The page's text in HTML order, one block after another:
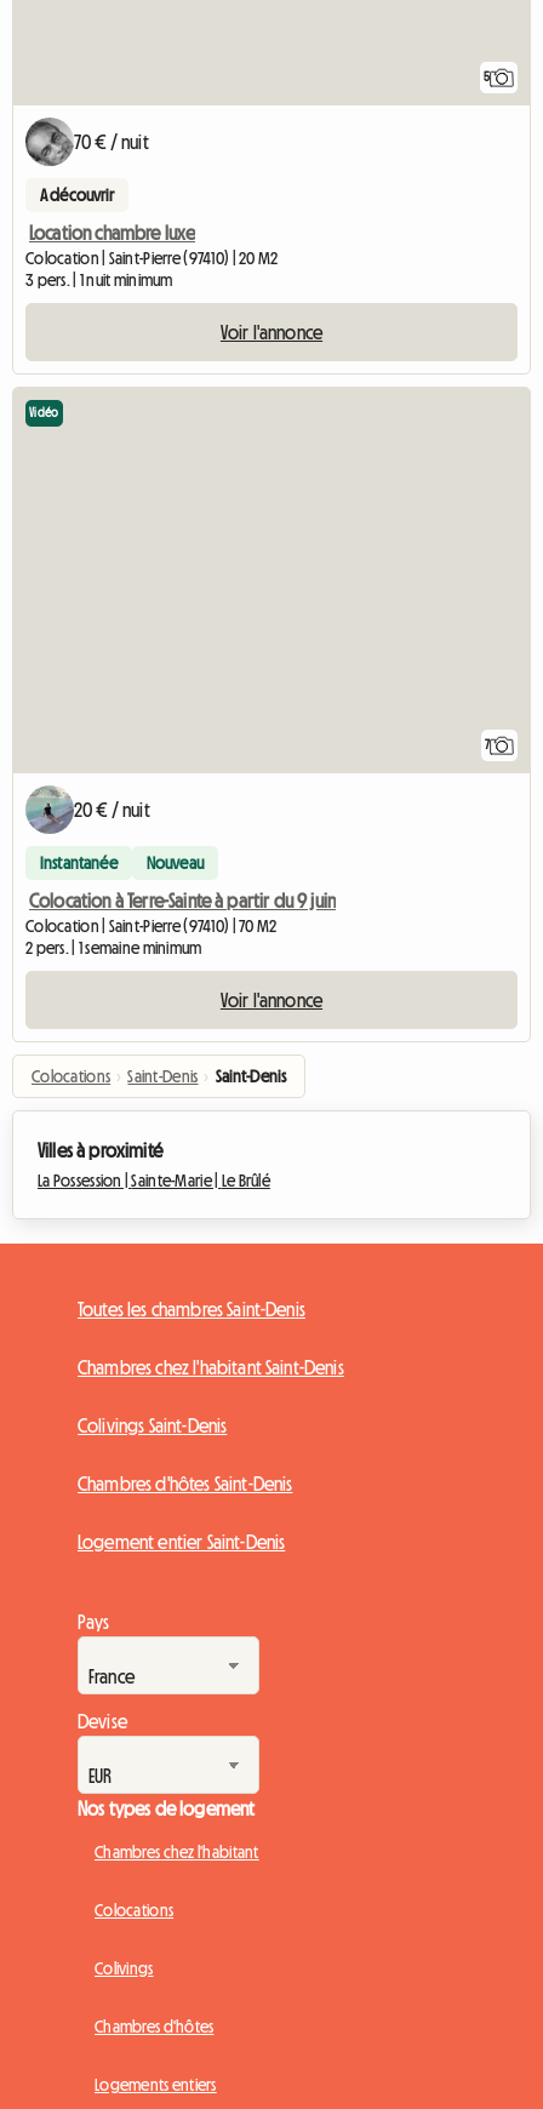
5
70 € / nuit
A découvrir
Location chambre luxe
Colocation | Saint-Pierre (97410) | 20 M2
3 pers. | 1 nuit minimum
Voir l'annonce
7
Vidéo
20 € / nuit
Instantanée Nouveau
Colocation à Terre-Sainte à partir du 9 juin
Colocation | Saint-Pierre (97410) | 70 M2
2 pers. | 1 semaine minimum
Voir l'annonce
Colocations › Saint-Denis › Saint-Denis
Villes à proximité
La Possession |Sainte-Marie | Le Brûlé
Toutes les chambres Saint-Denis
Chambres chez l'habitant Saint-Denis
Colivings Saint-Denis
Chambres d'hôtes Saint-Denis
Logement entier Saint-Denis
Pays
Devise
Nos types de logement
Chambres chez l'habitant
Colocations
Colivings
Chambres d'hôtes
Logements entiers